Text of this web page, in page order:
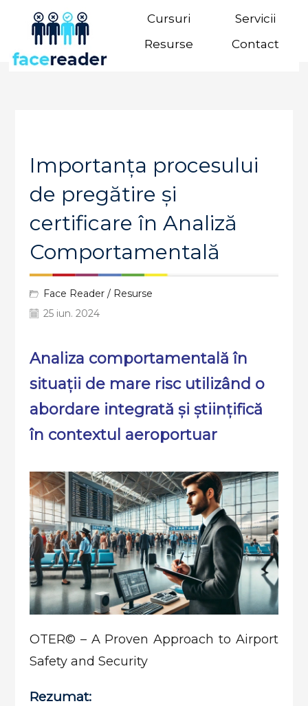
Cursuri
Servicii
Resurse
Contact
Importanța procesului
de pregătire și
certificare în Analiză
Comportamentală
Face Reader/ Resurse
25 iun. 2024
Analiza comportamentală în
situații de mare risc utilizând o
abordare integrată și științifică
în contextul aeroportuar
OTER© – A Proven Approach to Airport
Safety and Security
Rezumat: